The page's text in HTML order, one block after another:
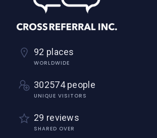
92 places
WORLDWIDE
302574 people
UNIQUE VISITORS
29 reviews
SHARED OVER